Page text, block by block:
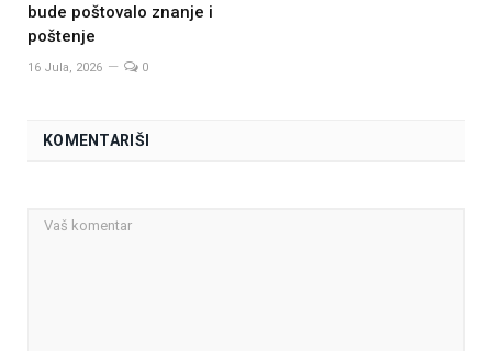
bude poštovalo znanje i
poštenje
16 Jula, 2026 0
KOMENTARIŠI